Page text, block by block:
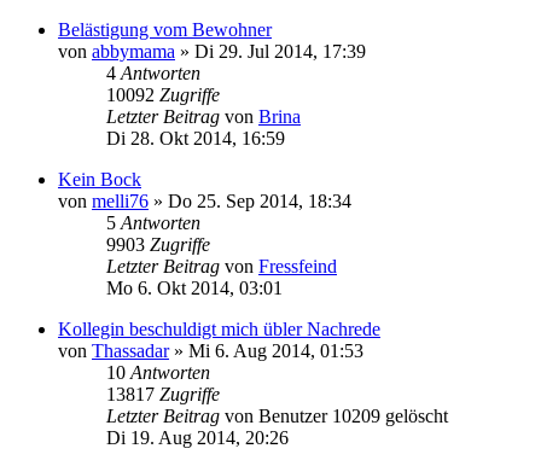
Belästigung vom Bewohner
von abbymama » Di 29. Jul 2014, 17:39
4 Antworten
10092 Zugriffe
Letzter Beitrag von Brina
Di 28. Okt 2014, 16:59
Kein Bock
von melli76 » Do 25. Sep 2014, 18:34
5 Antworten
9903 Zugriffe
Letzter Beitrag von Fressfeind
Mo 6. Okt 2014, 03:01
Kollegin beschuldigt mich übler Nachrede
von Thassadar» Mi 6. Aug 2014, 01:53
10 Antworten
13817 Zugriffe
Letzter Beitrag von Benutzer 10209 gelöscht
Di 19. Aug 2014, 20:26